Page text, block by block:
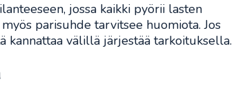
jossa kaikki pyörii lasten
parisuhde tarvitsee huomiota. Jos
kannattaa välillä järjestää tarkoituksella.